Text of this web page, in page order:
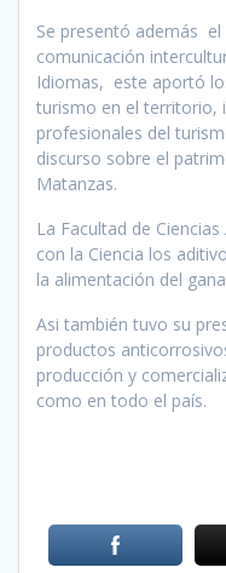
Se presentó además
comunicación
Idiomas, este aportó
turismo en el territorio,
profesionales del
discurso sobre el
Matanzas.
La Facultad de
con la Ciencia los
la alimentación del
Asi también tuvo su
productos
producción y
como en todo el país.